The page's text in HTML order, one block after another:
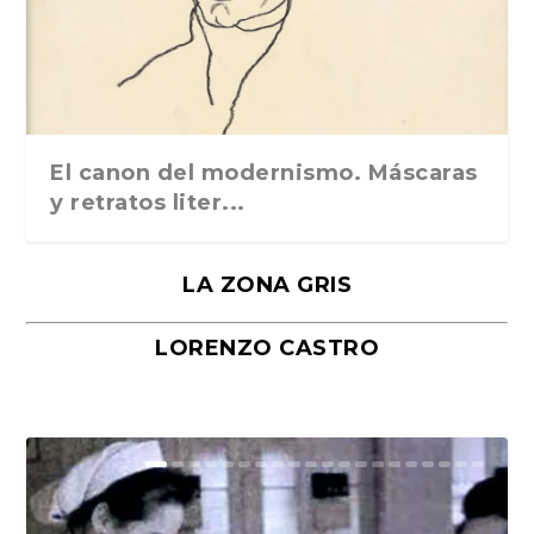
El canon del modernismo. Máscaras
y retratos liter...
LA ZONA GRIS
LORENZO CASTRO